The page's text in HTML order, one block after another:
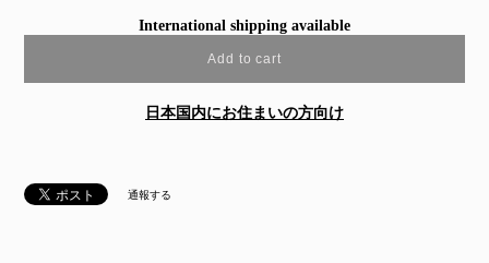
International shipping available
Add to cart
日本国内にお住まいの方向け
通報する